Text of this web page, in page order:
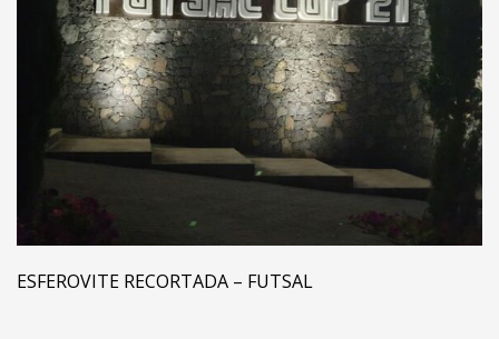
ESFEROVITE RECORTADA – FUTSAL